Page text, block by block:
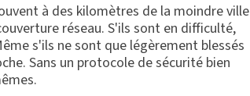
à des kilomètres de la moindre ville
réseau. S'ils sont en difficulté,
s'ils ne sont que légèrement blessés
Sans un protocole de sécurité bien